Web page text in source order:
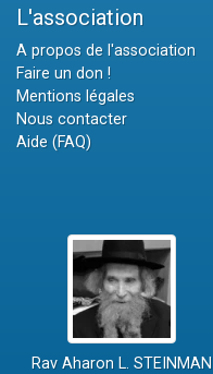
L'association
A propos de l'association
Faire un don !
Mentions légales
Nous contacter
Aide (FAQ)
Rav Aharon L. STEINMAN